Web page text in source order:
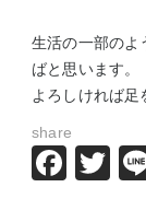
生活の一部のよ
ばと思います。
よろしければ足
share